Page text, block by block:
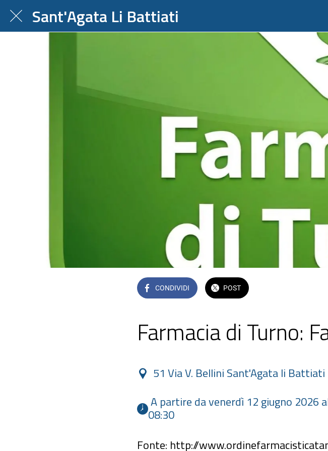
Sant'Agata Li Battiati
CONDIVIDI POST
Farmacia di Turno:
51 Via V. Bellini Sant'Agata li Battiati
08:30
Fonte: http://